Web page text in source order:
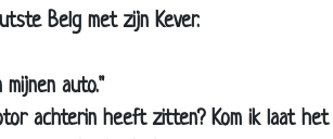
Belg met zijn Kever.
auto."
achterin heeft zitten? Kom ik laat het